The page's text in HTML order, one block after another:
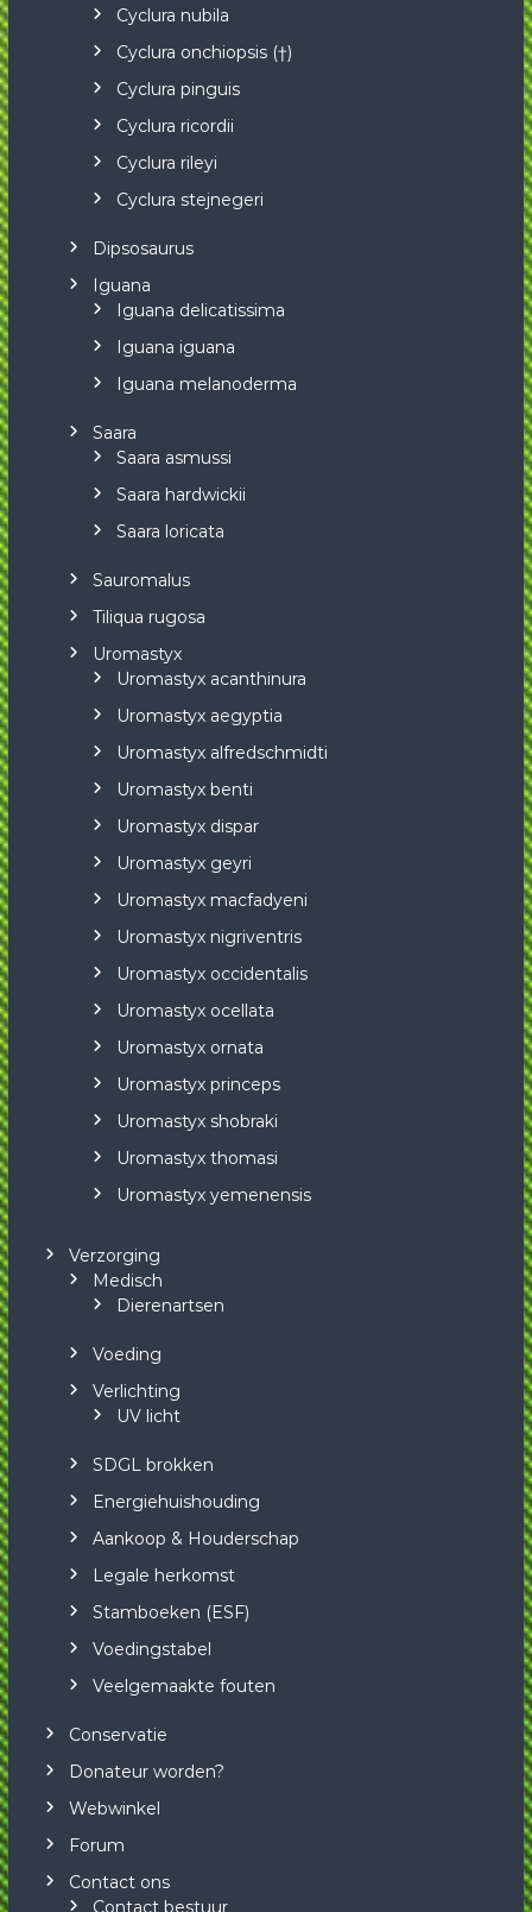
Cyclura nubila
Cyclura onchiopsis (†)
Cyclura pinguis
Cyclura ricordii
Cyclura rileyi
Cyclura stejnegeri
Dipsosaurus
Iguana
Iguana delicatissima
Iguana iguana
Iguana melanoderma
Saara
Saara asmussi
Saara hardwickii
Saara loricata
Sauromalus
Tiliqua rugosa
Uromastyx
Uromastyx acanthinura
Uromastyx aegyptia
Uromastyx alfredschmidti
Uromastyx benti
Uromastyx dispar
Uromastyx geyri
Uromastyx macfadyeni
Uromastyx nigriventris
Uromastyx occidentalis
Uromastyx ocellata
Uromastyx ornata
Uromastyx princeps
Uromastyx shobraki
Uromastyx thomasi
Uromastyx yemenensis
Verzorging
Medisch
Dierenartsen
Voeding
Verlichting
UV licht
SDGL brokken
Energiehuishouding
Aankoop & Houderschap
Legale herkomst
Stamboeken (ESF)
Voedingstabel
Veelgemaakte fouten
Conservatie
Donateur worden?
Webwinkel
Forum
Contact ons
Contact bestuur